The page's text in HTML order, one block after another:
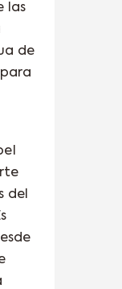
las
de
para
del